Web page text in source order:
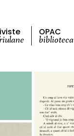
OPAC
biblioteca